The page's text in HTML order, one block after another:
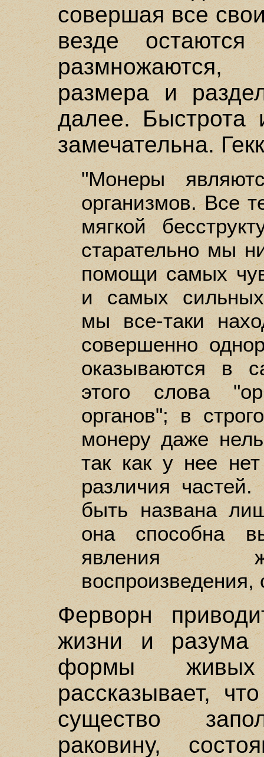
совершая все
везде
размножаются,
размера и
далее. Быстрота
замечательна.
"Монеры
организмов. Все
мягкой
старательно мы
помощи самых
и самых сильных
мы все-таки
совершенно
оказываются в
этого слова
органов"; в
монеру даже
так как у нее
различия
быть названа
она способна
явления
Ферворн
жизни и разума
формы
рассказывает,
существо
раковину,